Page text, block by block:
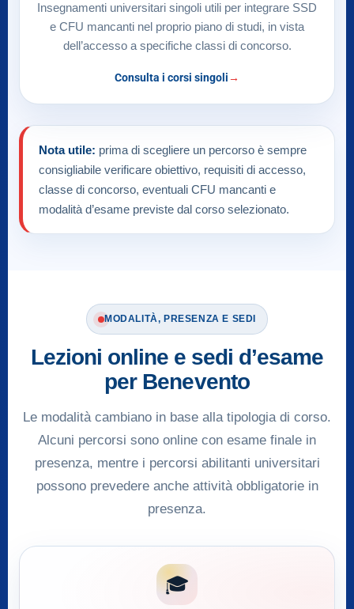
Insegnamenti universitari singoli utili per integrare SSD
e CFU mancanti nel proprio piano di studi, in vista
dell’accesso a specifiche classi di concorso.
Consulta i corsi singoli
Nota utile: prima di scegliere un percorso è sempre
consigliabile verificare obiettivo, requisiti di accesso,
classe di concorso, eventuali CFU mancanti e
modalità d’esame previste dal corso selezionato.
MODALITÀ, PRESENZA E SEDI
Lezioni online e sedi d’esame
per Benevento
Le modalità cambiano in base alla tipologia di corso.
Alcuni percorsi sono online con esame finale in
presenza, mentre i percorsi abilitanti universitari
possono prevedere anche attività obbligatorie in
presenza.
🎓